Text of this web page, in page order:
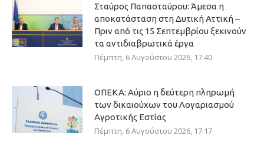
Σταύρος Παπασταύρου: Άμεσα η
αποκατάσταση στη Δυτική Αττική –
Πριν από τις 15 Σεπτεμβρίου ξεκινούν
τα αντιδιαβρωτικά έργα
Πέμπτη, 6 Αυγούστου 2026, 17:40
ΟΠΕΚΑ: Αύριο η δεύτερη πληρωμή
των δικαιούχων του Λογαριασμού
Αγροτικής Εστίας
Πέμπτη, 6 Αυγούστου 2026, 17:17